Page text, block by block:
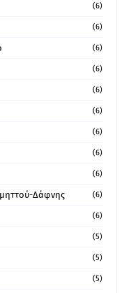
(6)
(6)
(6)
(6)
(6)
(6)
(6)
(6)
(6)
Δάφνης (6)
(6)
(5)
(5)
(5)